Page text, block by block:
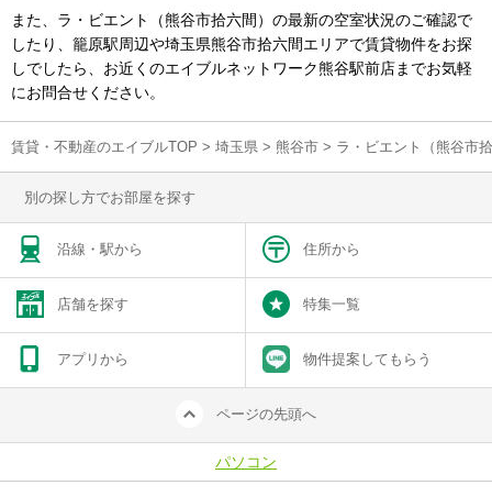
また、ラ・ビエント（熊谷市拾六間）の最新の空室状況のご確認で
したり、籠原駅周辺や埼玉県熊谷市拾六間エリアで賃貸物件をお探
しでしたら、お近くのエイブルネットワーク熊谷駅前店までお気軽
にお問合せください。
賃貸・不動産のエイブルTOP > 埼玉県 > 熊谷市 > ラ・ビエント（熊谷市
別の探し方でお部屋を探す
沿線・駅から 住所から
店舗を探す 特集一覧
アプリから 物件提案してもらう
ページの先頭へ
パソコン